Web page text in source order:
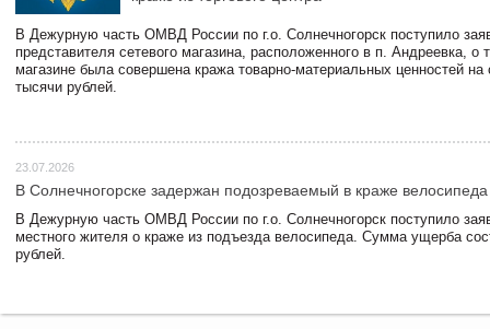
В Дежурную часть ОМВД России по г.о. Солнечногорск поступило
представителя сетевого магазина, расположенного в п. Андреевка, о
магазине была совершена кража товарно-материальных ценностей
тысячи рублей.
23.07.2026
В Солнечногорске задержан подозреваемый в краже велосипеда
В Дежурную часть ОМВД России по г.о. Солнечногорск поступило
местного жителя о краже из подъезда велосипеда. Сумма ущерба
рублей.